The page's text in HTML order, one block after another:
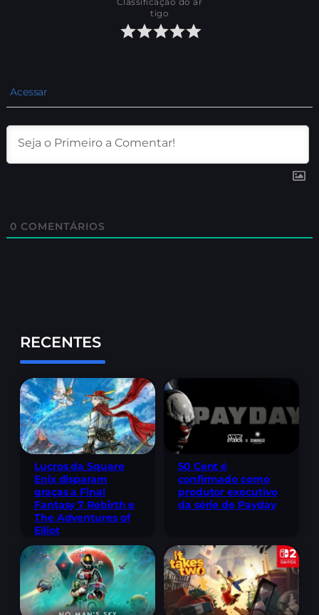
tigo
Acessar
0 COMENTÁRIOS
RECENTES
Lucros da Square
Enix disparam
graças a Final
Fantasy 7 Rebirth e
The Adventures of
Elliot
50 Cent é
confirmado como
produtor executivo
da série de Payday